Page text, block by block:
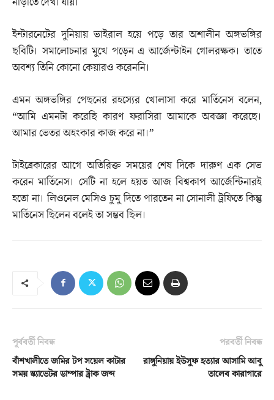
ইন্টারনেটের দুনিয়ায় ভাইরাল হয়ে পড়ে তার অশালীন অঙ্গভঙ্গির
ছবিটি। সমালোচনার মুখে পড়েন এ আর্জেন্টাইন গোলরক্ষক। তাতে
অবশ্য তিনি কোনো কেয়ারও করেননি।
এমন অঙ্গভঙ্গির পেছনের রহস্যের খোলাসা করে মার্তিনেস বলেন,
“আমি এমনটা করেছি কারণ ফরাসিরা আমাকে অবজ্ঞা করেছে।
আমার ভেতর অহংকার কাজ করে না।”
টাইব্রেকারের আগে অতিরিক্ত সময়ের শেষ দিকে দারুণ এক সেভ
করেন মার্তিনেস। সেটি না হলে হয়ত আজ বিশ্বকাপ আর্জেন্টিনারই
হতো না। লিওনেল মেসিও চুমু দিতে পারতেন না সোনালী ট্রফিতে কিন্তু
মার্তিনেস ছিলেন বলেই তা সম্ভব ছিল।
পূর্ববর্তী নিবন্ধ
বাঁশখালী‌তে জমির টপ সয়েল কাটার
সময় স্ক্যাভেটর ডাম্পার ট্রাক জব্দ
পরবর্তী নিবন্ধ
রাঙ্গুনিয়ায় ইউসুফ হত্যার আসামি আবু
তালেব কারাগারে